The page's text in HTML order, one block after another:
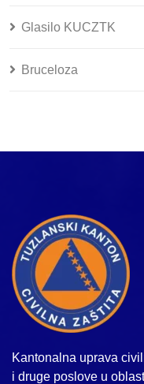
Glasilo KUCZTK
Bruceloza
Kantonalna uprava
i druge poslove u